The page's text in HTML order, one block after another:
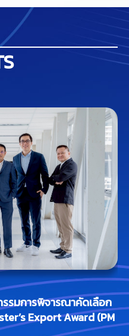
รรมการพิจารณาคัดเลือก
Export Award (PM